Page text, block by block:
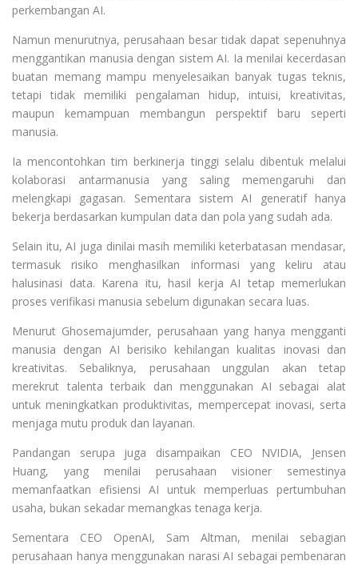
perkembangan AI.
Namun menurutnya, perusahaan besar tidak dapat sepenuhnya
menggantikan manusia dengan sistem AI. Ia menilai kecerdasan
buatan memang mampu menyelesaikan banyak tugas teknis,
tetapi tidak memiliki pengalaman hidup, intuisi, kreativitas,
maupun kemampuan membangun perspektif baru seperti
manusia.
Ia mencontohkan tim berkinerja tinggi selalu dibentuk melalui
kolaborasi antarmanusia yang saling memengaruhi dan
melengkapi gagasan. Sementara sistem AI generatif hanya
bekerja berdasarkan kumpulan data dan pola yang sudah ada.
Selain itu, AI juga dinilai masih memiliki keterbatasan mendasar,
termasuk risiko menghasilkan informasi yang keliru atau
halusinasi data. Karena itu, hasil kerja AI tetap memerlukan
proses verifikasi manusia sebelum digunakan secara luas.
Menurut Ghosemajumder, perusahaan yang hanya mengganti
manusia dengan AI berisiko kehilangan kualitas inovasi dan
kreativitas. Sebaliknya, perusahaan unggulan akan tetap
merekrut talenta terbaik dan menggunakan AI sebagai alat
untuk meningkatkan produktivitas, mempercepat inovasi, serta
menjaga mutu produk dan layanan.
Pandangan serupa juga disampaikan CEO NVIDIA, Jensen
Huang, yang menilai perusahaan visioner semestinya
memanfaatkan efisiensi AI untuk memperluas pertumbuhan
usaha, bukan sekadar memangkas tenaga kerja.
Sementara CEO OpenAI, Sam Altman, menilai sebagian
perusahaan hanya menggunakan narasi AI sebagai pembenaran